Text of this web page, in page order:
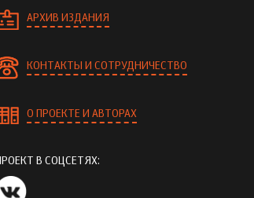
АРХИВ ИЗДАНИЯ
КОНТАКТЫ И СОТРУДНИЧЕСТВО
О ПРОЕКТЕ И АВТОРАХ
ПРОЕКТ В СОЦСЕТЯХ: